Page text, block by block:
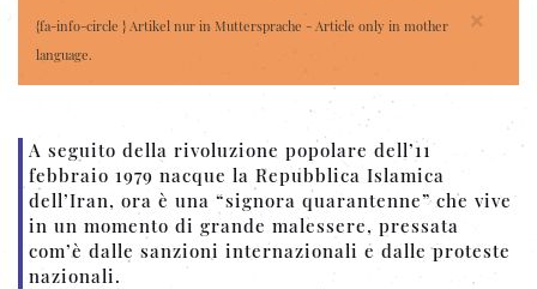
×
{fa-info-circle } Artikel nur in Muttersprache - Article only in mother
language.
A seguito della rivoluzione popolare dell’11
febbraio 1979 nacque la Repubblica Islamica
dell’Iran, ora è una “signora quarantenne” che vive
in un momento di grande malessere, pressata
com’è dalle sanzioni internazionali e dalle proteste
nazionali.